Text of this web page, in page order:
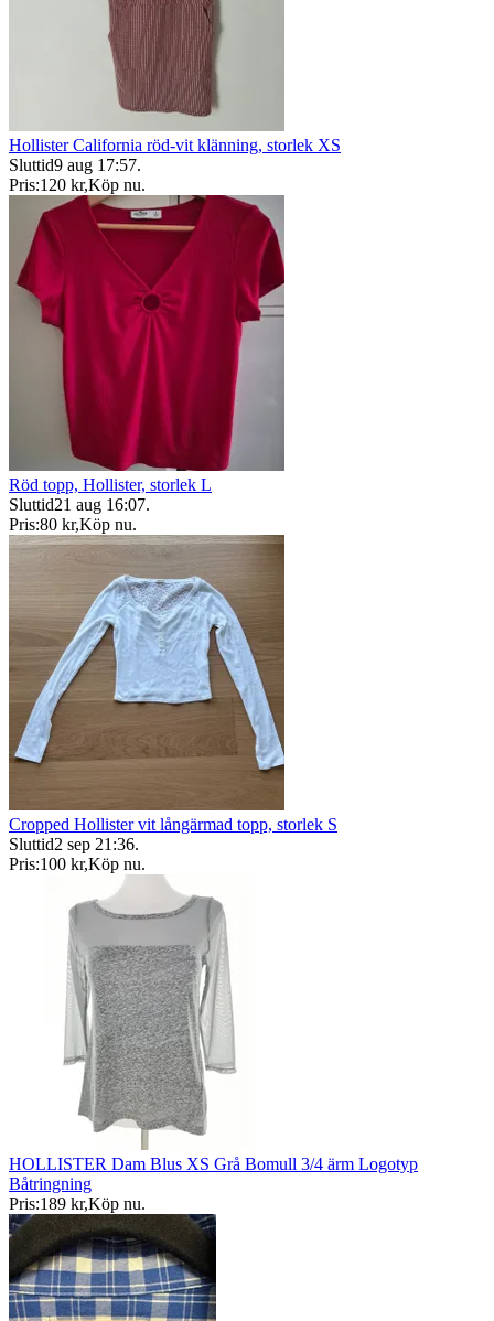
Hollister California röd-vit klänning, storlek XS
Sluttid9 aug 17:57.
Pris:120 kr,Köp nu.
Röd topp, Hollister, storlek L
Sluttid21 aug 16:07.
Pris:80 kr,Köp nu.
Cropped Hollister vit långärmad topp, storlek S
Sluttid2 sep 21:36.
Pris:100 kr,Köp nu.
HOLLISTER Dam Blus XS Grå Bomull 3/4 ärm Logotyp
Båtringning
Pris:189 kr,Köp nu.